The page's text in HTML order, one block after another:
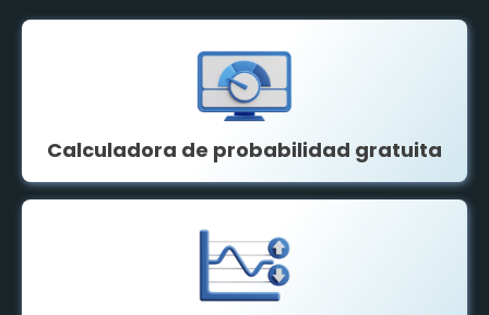
Calculadora de probabilidad gratuita